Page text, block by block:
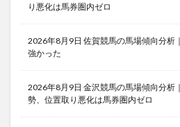
り悪化は馬券圏内ゼロ
2026年8月9日 佐賀競馬の馬場傾向分析
強かった
2026年8月9日 金沢競馬の馬場傾向分析
勢、位置取り悪化は馬券圏内ゼロ